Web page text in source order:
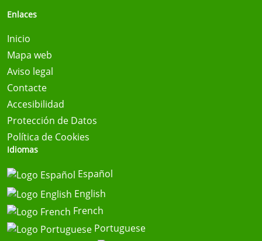
Enlaces
Inicio
Mapa web
Aviso legal
Contacte
Accesibilidad
Protección de Datos
Política de Cookies
Idiomas
Español
English
French
Portuguese